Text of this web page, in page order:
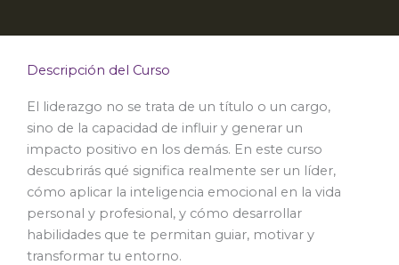
Descripción del Curso
El liderazgo no se trata de un título o un cargo,
sino de la capacidad de influir y generar un
impacto positivo en los demás. En este curso
descubrirás qué significa realmente ser un líder,
cómo aplicar la inteligencia emocional en la vida
personal y profesional, y cómo desarrollar
habilidades que te permitan guiar, motivar y
transformar tu entorno.